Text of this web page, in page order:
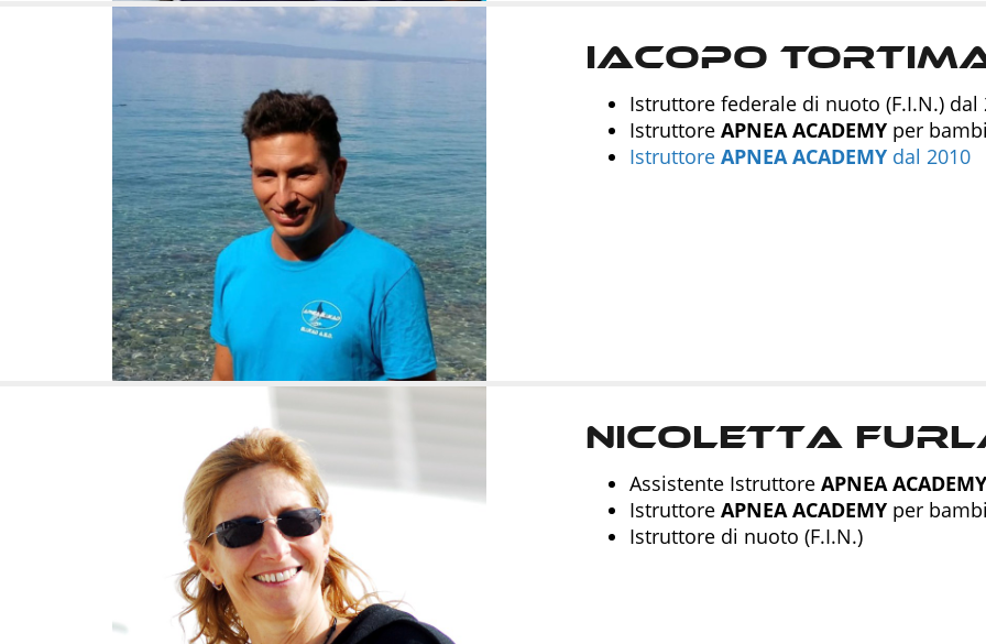
Iacopo
Istruttore federale di nuoto (F.I.N.) dal
Istruttore APNEA ACADEMY per
Istruttore APNEA ACADEMY dal 2010
Nicoletta
Assistente Istruttore APNEA ACADEMY
Istruttore APNEA ACADEMY per
Istruttore di nuoto (F.I.N.)